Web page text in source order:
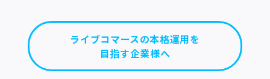
ライブコマースの本格運用を
目指す企業様へ